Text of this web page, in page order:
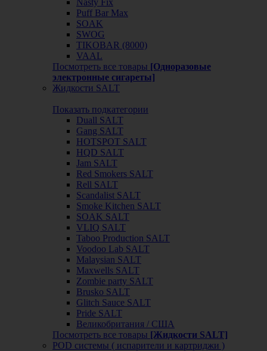
Puff Bar Max
SOAK
SWOG
TIKOBAR (8000)
VAAL
Посмотреть все товары [Одноразовые
электронные сигареты]
Жидкости SALT
Показать подкатегории
Duall SALT
Gang SALT
HOTSPOT SALT
HQD SALT
Jam SALT
Red Smokers SALT
Rell SALT
Scandalist SALT
Smoke Kitchen SALT
SOAK SALT
VLIQ SALT
Taboo Production SALT
Voodoo Lab SALT
Malaysian SALT
Maxwells SALT
Zombie party SALT
Brusko SALT
Glitch Sauce SALT
Pride SALT
Великобритания / США
Посмотреть все товары [Жидкости SALT]
POD системы ( испарители и картриджи )